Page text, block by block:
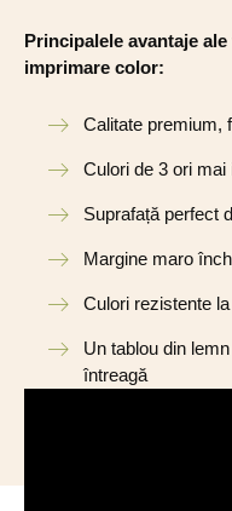
Principalele avantaje
imprimare color:
Calitate premium,
Culori de 3 ori
Suprafață perfect
Margine maro
Culori rezistente
Un tablou din
întreagă